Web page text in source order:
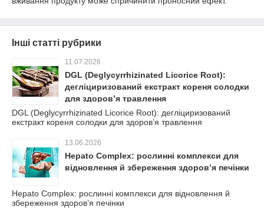
Інші статті рубрики
11.07.2026
DGL (Deglycyrrhizinated Licorice Root):
дегліциризований екстракт кореня солодки
для здоров’я травлення
DGL (Deglycyrrhizinated Licorice Root): дегліциризований
екстракт кореня солодки для здоров’я травлення
13.06.2026
Hepato Complex: рослинні комплекси для
відновлення й збереження здоров’я печінки
Hepato Complex: рослинні комплекси для відновлення й
збереження здоров’я печінки